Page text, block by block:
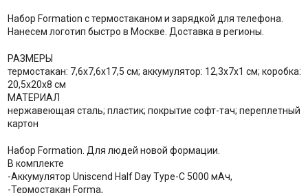
Набор Formation с термостаканом и зарядкой для телефона.
Нанесем логотип быстро в Москве. Доставка в регионы.
РАЗМЕРЫ
термостакан: 7,6х7,6х17,5 см; аккумулятор: 12,3х7х1 см; коробка:
20,5х20х8 см
МАТЕРИАЛ
нержавеющая сталь; пластик; покрытие софт-тач; переплетный
картон
Набор Formation. Для людей новой формации.
В комплекте
-Аккумулятор Uniscend Half Day Type-C 5000 мAч,
-Термостакан Forma,